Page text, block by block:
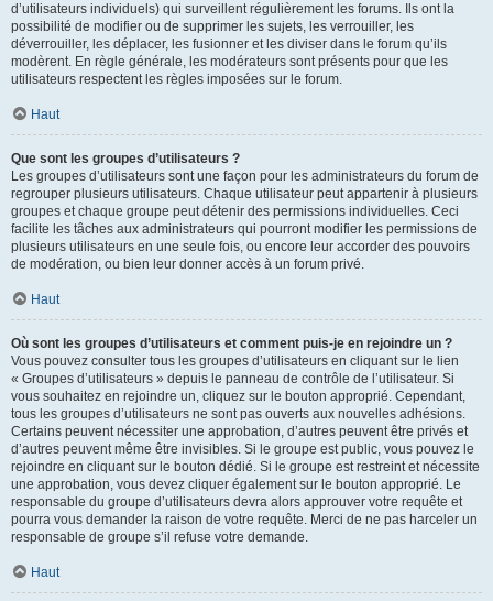
d’utilisateurs individuels) qui surveillent régulièrement les forums. Ils ont la
possibilité de modifier ou de supprimer les sujets, les verrouiller, les
déverrouiller, les déplacer, les fusionner et les diviser dans le forum qu’ils
modèrent. En règle générale, les modérateurs sont présents pour que les
utilisateurs respectent les règles imposées sur le forum.
Haut
Que sont les groupes d’utilisateurs ?
Les groupes d’utilisateurs sont une façon pour les administrateurs du forum de
regrouper plusieurs utilisateurs. Chaque utilisateur peut appartenir à plusieurs
groupes et chaque groupe peut détenir des permissions individuelles. Ceci
facilite les tâches aux administrateurs qui pourront modifier les permissions de
plusieurs utilisateurs en une seule fois, ou encore leur accorder des pouvoirs
de modération, ou bien leur donner accès à un forum privé.
Haut
Où sont les groupes d’utilisateurs et comment puis-je en rejoindre un ?
Vous pouvez consulter tous les groupes d’utilisateurs en cliquant sur le lien
« Groupes d’utilisateurs » depuis le panneau de contrôle de l’utilisateur. Si
vous souhaitez en rejoindre un, cliquez sur le bouton approprié. Cependant,
tous les groupes d’utilisateurs ne sont pas ouverts aux nouvelles adhésions.
Certains peuvent nécessiter une approbation, d’autres peuvent être privés et
d’autres peuvent même être invisibles. Si le groupe est public, vous pouvez le
rejoindre en cliquant sur le bouton dédié. Si le groupe est restreint et nécessite
une approbation, vous devez cliquer également sur le bouton approprié. Le
responsable du groupe d’utilisateurs devra alors approuver votre requête et
pourra vous demander la raison de votre requête. Merci de ne pas harceler un
responsable de groupe s’il refuse votre demande.
Haut